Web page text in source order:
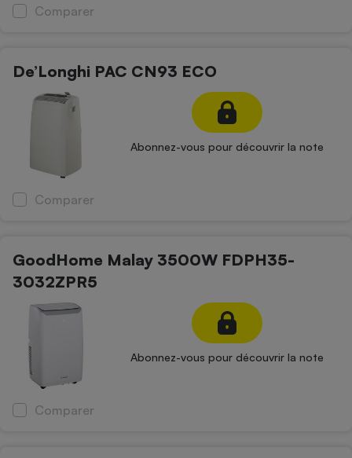
Comparer
De’Longhi PAC CN93 ECO
Abonnez-vous pour découvrir la note
Comparer
GoodHome Malay 3500W FDPH35-
3032ZPR5
Abonnez-vous pour découvrir la note
Comparer